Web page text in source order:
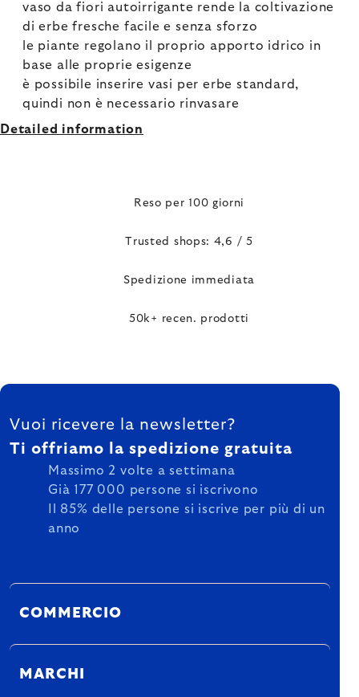
vaso da fiori autoirrigante rende la coltivazione
di erbe fresche facile e senza sforzo
le piante regolano il proprio apporto idrico in
base alle proprie esigenze
è possibile inserire vasi per erbe standard,
quindi non è necessario rinvasare
Detailed information
Reso per 100 giorni
Trusted shops: 4,6 / 5
Spedizione immediata
50k+ recen. prodotti
FOOTER
Vuoi ricevere la newsletter?
Ti offriamo la spedizione gratuita
Massimo 2 volte a settimana
Già 177 000 persone si iscrivono
Il 85% delle persone si iscrive per più di un
anno
COMMERCIO
MARCHI